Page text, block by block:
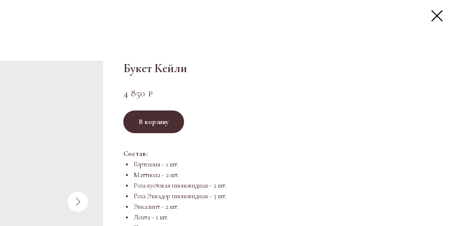
Букет Кейли
4 850 ₽
В корзину
Состав:
Гортензия - 1 шт.
Маттиола - 2 шт.
Роза кустовая пионовидная - 2 шт.
Роза Эквадор пионовидная - 3 шт.
Эвкалипт - 2 шт.
Лента - 1 шт.